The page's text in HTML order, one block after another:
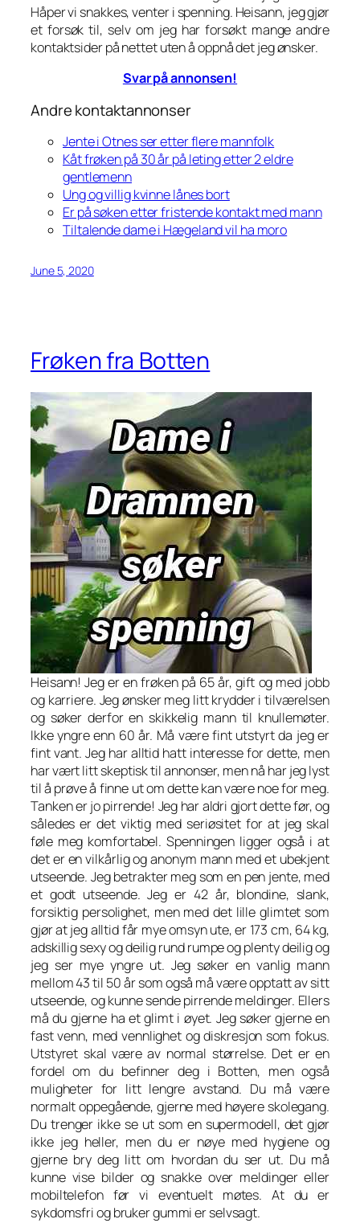
Håper vi snakkes, venter i spenning. Heisann, jeg gjør
et forsøk til, selv om jeg har forsøkt mange andre
kontaktsider på nettet uten å oppnå det jeg ønsker.
Svar på annonsen!
Andre kontaktannonser
Jente i Otnes ser etter flere mannfolk
Kåt frøken på 30 år på leting etter 2 eldre
gentlemenn
Ung og villig kvinne lånes bort
Er på søken etter fristende kontakt med mann
Tiltalende dame i Hægeland vil ha moro
June 5, 2020
Frøken fra Botten
Heisann! Jeg er en frøken på 65 år, gift og med jobb
og karriere. Jeg ønsker meg litt krydder i tilværelsen
og søker derfor en skikkelig mann til knullemøter.
Ikke yngre enn 60 år. Må være fint utstyrt da jeg er
fint vant. Jeg har alltid hatt interesse for dette, men
har vært litt skeptisk til annonser, men nå har jeg lyst
til å prøve å finne ut om dette kan være noe for meg.
Tanken er jo pirrende! Jeg har aldri gjort dette før, og
således er det viktig med seriøsitet for at jeg skal
føle meg komfortabel. Spenningen ligger også i at
det er en vilkårlig og anonym mann med et ubekjent
utseende. Jeg betrakter meg som en pen jente, med
et godt utseende. Jeg er 42 år, blondine, slank,
forsiktig persolighet, men med det lille glimtet som
gjør at jeg alltid får mye omsyn ute, er 173 cm, 64 kg,
adskillig sexy og deilig rund rumpe og plenty deilig og
jeg ser mye yngre ut. Jeg søker en vanlig mann
mellom 43 til 50 år som også må være opptatt av sitt
utseende, og kunne sende pirrende meldinger. Ellers
må du gjerne ha et glimt i øyet. Jeg søker gjerne en
fast venn, med vennlighet og diskresjon som fokus.
Utstyret skal være av normal størrelse. Det er en
fordel om du befinner deg i Botten, men også
muligheter for litt lengre avstand. Du må være
normalt oppegående, gjerne med høyere skolegang.
Du trenger ikke se ut som en supermodell, det gjør
ikke jeg heller, men du er nøye med hygiene og
gjerne bry deg litt om hvordan du ser ut. Du må
kunne vise bilder og snakke over meldinger eller
mobiltelefon før vi eventuelt møtes. At du er
sykdomsfri og bruker gummi er selvsagt.